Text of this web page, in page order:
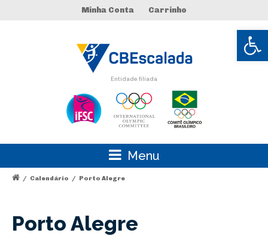
Abrir
Minha Conta Carrinho
Entidade filiada
Menu
/ Calendário / Porto Alegre
Porto Alegre